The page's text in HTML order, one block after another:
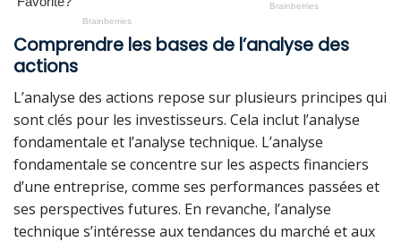
Comprendre les bases de l’analyse des
actions
L’analyse des actions repose sur plusieurs principes qui
sont clés pour les investisseurs. Cela inclut l’analyse
fondamentale et l’analyse technique. L’analyse
fondamentale se concentre sur les aspects financiers
d’une entreprise, comme ses performances passées et
ses perspectives futures. En revanche, l’analyse
technique s’intéresse aux tendances du marché et aux